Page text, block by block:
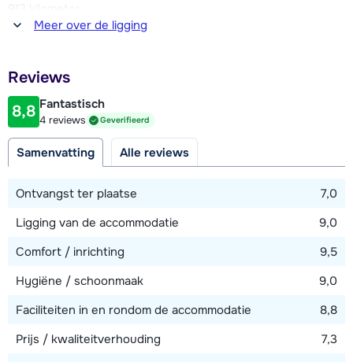
Afstand tot restaurant of bar
150 meter
100 meter
100 meter
Afstand tot skibushalte
100 meter
Bekijk kaart
Meer over de ligging
Reviews
8,8 Fantastisch
4 reviews Geverifieerd
Samenvatting Alle reviews
Ontvangst ter plaatse
7,0
Ligging van de accommodatie
9,0
Comfort / inrichting
9,5
Hygiëne / schoonmaak
9,0
Faciliteiten in en rondom de accommodatie
8,8
Prijs / kwaliteitverhouding
7,3